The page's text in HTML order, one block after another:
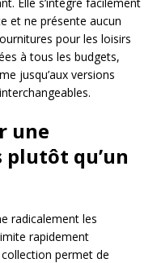
et ne présente aucun
pour les loisirs
à tous les budgets,
jusqu’aux versions
une
qu’un
radicalement les
rapidement
collection permet de